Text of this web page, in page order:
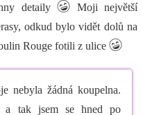
detaily
Moji největší
odkud bylo vidět dolů na
Rouge fotili z ulice
nebyla žádná koupelna.
a tak jsem se hned po